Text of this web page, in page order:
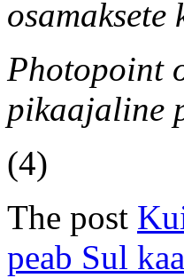
osamaksete
Photopoint
pikaajaline
(4)
The post
peab Sul